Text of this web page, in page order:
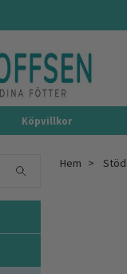
Köpvillkor
Hem